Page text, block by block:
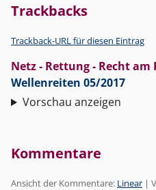
Trackbacks
Trackback-URL für diesen Eintrag
Netz - Rettung - Rechtam
Wellenreiten 05/2017
Vorschau anzeigen
Kommentare
Ansicht der Kommentare: Linear |